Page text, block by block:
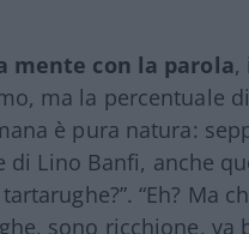
mente con la parola,
ma la percentuale
è pura natura:
Lino Banfi, anche
“Eh? Ma
sono ricchione, va